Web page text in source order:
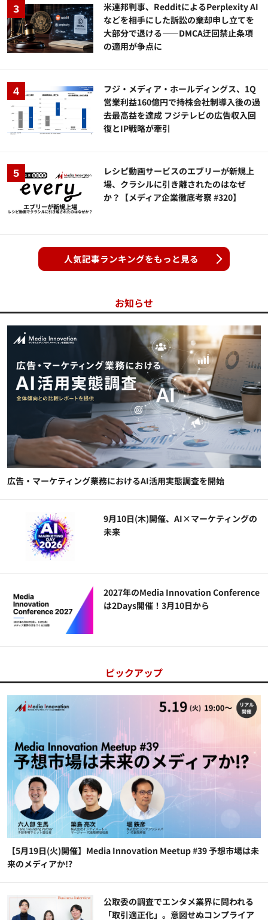
米連邦判事、RedditによるPerplexity AI
などを相手にした訴訟の棄却申し立てを
大部分で退ける——DMCA迂回禁止条項
の適用が争点に
フジ・メディア・ホールディングス、1Q
営業利益160億円で持株会社制導入後の過
去最高益を達成 フジテレビの広告収入回
復とIP戦略が牽引
レシピ動画サービスのエブリーが新規上
場、クラシルに引き離されたのはなぜ
か？【メディア企業徹底考察 #320】
人気記事ランキングをもっと見る
お知らせ
広告・マーケティング業務におけるAI活用実態調査を開始
9月10日(木)開催、AI×マーケティングの
未来
2027年のMedia Innovation Conference
は2Days開催！3月10日から
ピックアップ
【5月19日(火)開催】Media Innovation Meetup #39 予想市場は未
来のメディアか!?
公​​取委の調査でエンタメ業界に問われる
「取引適正化」。意図せぬコンプライア